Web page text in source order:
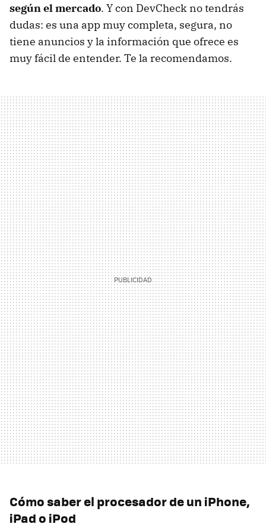
según el mercado. Y con DevCheck no tendrás
dudas: es una app muy completa, segura, no
tiene anuncios y la información que ofrece es
muy fácil de entender. Te la recomendamos.
Cómo saber el procesador de un iPhone,
iPad o iPod